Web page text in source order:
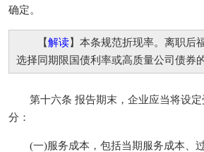
确定。
【解读】本条规范折现率。离职后
选择同期限国债利率或高质量公司债券
第十六条 报告期末，企业应当将设定
分：
(一)服务成本，包括当期服务成本、过